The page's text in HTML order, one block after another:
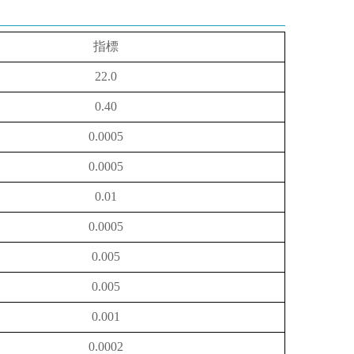
指標
22.0
0.40
0.0005
0.0005
0.01
0.0005
0.005
0.005
0.001
0.0002